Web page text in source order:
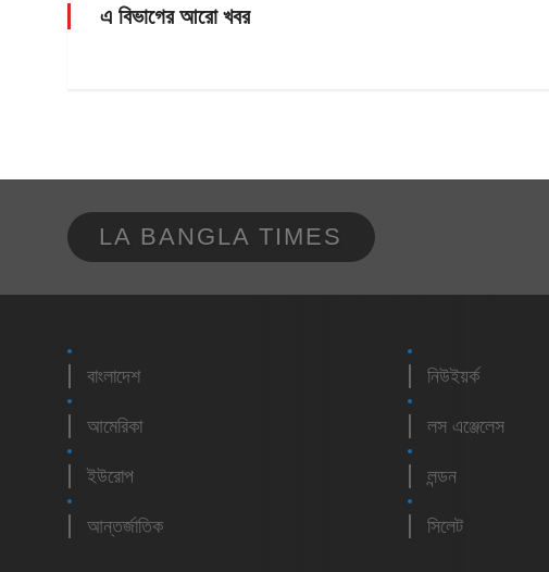
এ বিভাগের আরো খবর
LA BANGLA TIMES
বাংলাদেশ
আমেরিকা
ইউরোপ
আন্তর্জাতিক
নিউইয়র্ক
লস এঞ্জেলেস
লন্ডন
সিলেট